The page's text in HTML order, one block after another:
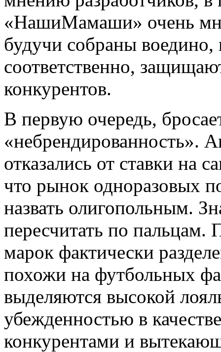
«НашиМамаши» очень
будучи собраны
соответственно,
конкурентов.
В первую очередь,
«небрендированность».
отказались от ставки на
что рынок одноразовых
назвать олигопольным.
пересчитать по пальцам.
марок фактически
похожи на футбольных
выделяются высокой
убежденностью в
конкурентами и